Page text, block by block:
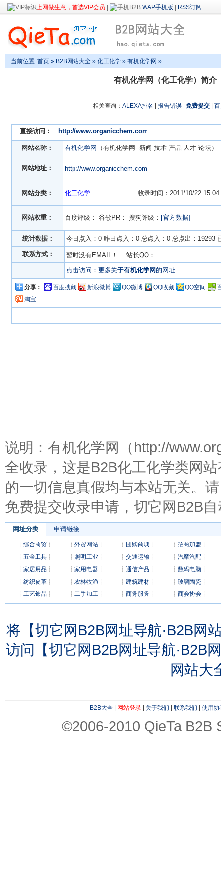
上网做生意，首选VIP会员 WAP手机版 RSS订阅
当前位置: 首页 » B2B网站大全 » 化工化学 » 有机化学网 »
有机化学网（化工化学）简介
相关查询： ALEXA排名 报告错误 免费提交
直接访问： http://www.organicchem.com
网站名称： 有机化学网 （有机化学网--新闻 技术 产品 人才 论坛）
网站地址： http://www.organicchem.com
网站分类： 化工化学 收录时间：2011/10/22
网站权重： 百度评级： 谷歌PR： 搜狗评级： [官方数据]
统计数据： 今日点入：0 昨日点入：0 总点入：0 总点出：19293
联系方式：
暂时没有EMAIL！ 站长QQ：
点击访问：更多关于有机化学网的网址
分享： 百度搜藏 新浪微博 QQ微博 QQ收藏 QQ空间
淘宝
说明：有机化学网（http://
全收录，这是B2B化工化学类网
的一切信息真假均与本站无关。
免费提交收录申请，切它网B2B
网址分类 申请链接
┊ 综合商贸 ┊ ┊ 外贸网站 ┊ ┊ 团购商城 ┊ ┊ 招商加盟 ┊
┊ 五金工具 ┊ ┊ 照明工业 ┊ ┊ 交通运输 ┊ ┊ 汽摩汽配┊
┊ 家居用品 ┊ ┊ 家用电器 ┊ ┊ 通信产品 ┊ ┊ 数码电脑 ┊
┊ 纺织皮革 ┊ ┊ 农林牧渔 ┊ ┊ 建筑建材 ┊ ┊ 玻璃陶瓷┊
┊ 工艺饰品 ┊ ┊ 二手加工 ┊ ┊ 商务服务 ┊ ┊ 商会协会┊
将【切它网B2B网址导航·B2B网
访问【切它网B2B网址导航·B2B
网站大
B2B大全| 网站登录| 关于我们 联系我们 使用协
©2006-2010 QieTa B2B